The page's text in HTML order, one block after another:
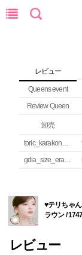
レビュー
Queens event
Review Queen
卸売
toric_karakon_takai_riyuu
gdia_size_erabikata
♥テリちゃ
ラウン /
レビュー